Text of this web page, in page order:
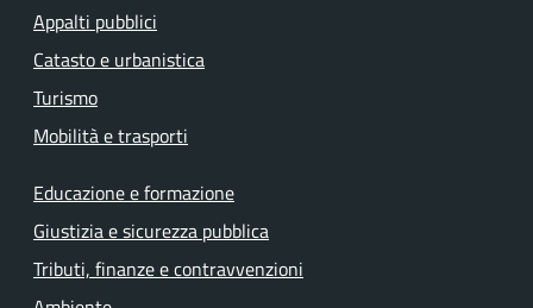
Appalti pubblici
Catasto e urbanistica
Turismo
Mobilità e trasporti
Educazione e formazione
Giustizia e sicurezza pubblica
Tributi, finanze e contravvenzioni